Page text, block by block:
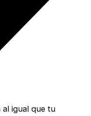
al igual que tu